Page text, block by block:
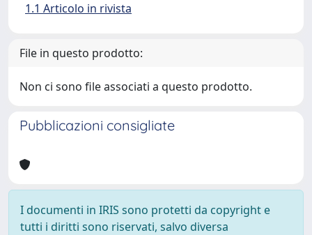
1.1 Articolo in rivista
File in questo prodotto:
Non ci sono file associati a questo prodotto.
Pubblicazioni consigliate
I documenti in IRIS sono protetti da copyright e
tutti i diritti sono riservati, salvo diversa